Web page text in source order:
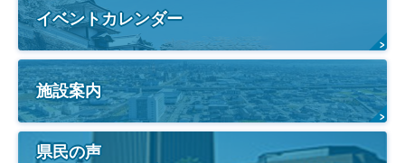
イベントカレンダー
施設案内
県民の声